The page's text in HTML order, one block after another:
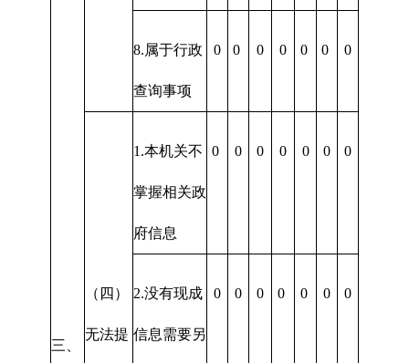
三、
8.属于行政
查询事项
0 0 0 0 0 0 0
（四）
无法提
1.本机关不
掌握相关政
府信息
0 0 0 0 0 0 0
2.没有现成
信息需要另
0 0 0 0 0 0 0